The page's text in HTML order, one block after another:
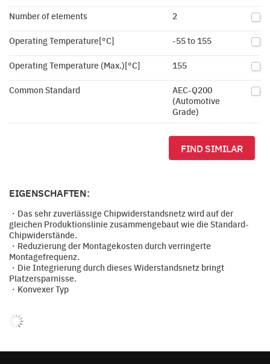
Number of elements 2
Operating Temperature[°C] -55 to 155
Operating Temperature (Max.)[°C] 155
Common Standard
AEC-Q200
(Automotive
Grade)
FIND SIMILAR
EIGENSCHAFTEN:
・Das sehr zuverlässige Chipwiderstandsnetz wird auf der
gleichen Produktionslinie zusammengebaut wie die Standard-
Chipwiderstände.
・Reduzierung der Montagekosten durch verringerte
Montagefrequenz.
・Die Integrierung durch dieses Widerstandsnetz bringt
Platzersparnisse.
・Konvexer Typ